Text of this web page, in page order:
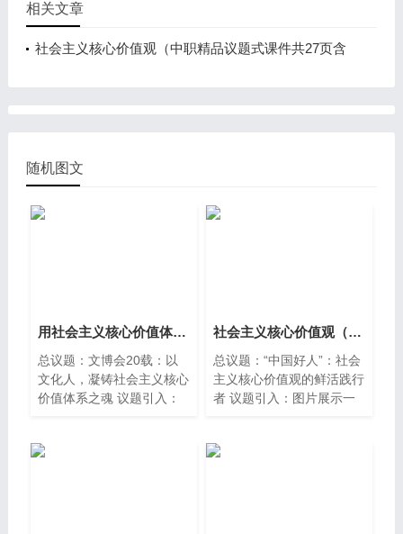
相关文章
社会主义核心价值观（中职精品议题式课件共27页含
随机图文
用社会主义核心价值体系凝心聚力（中职精品议题式课件共28页含教学设计2视频）
总议题：文博会20载：以
文化人，凝铸社会主义核心
价值体系之魂 议题引入：
原到“雨打芭蕉”。5月23
社会主义核心价值观（中职精品议题式课件共22页含教学设计3视频）
总议题：“中国好人”：社会
主义核心价值观的鲜活践行
者 议题引入：图片展示一